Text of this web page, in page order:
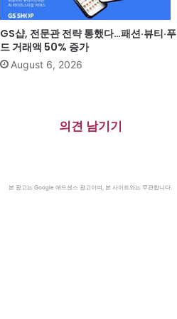
GS샵, 전문관 전략 통했다…패션·뷰티·푸
드 거래액 50% 증가
August 6, 2026
의견 남기기
본 광고는 Google 애드센스 광고이며, 본 사이트와는 무관합니다.